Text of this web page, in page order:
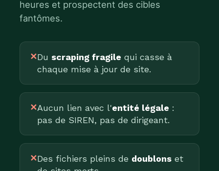
heures et prospectent des cibles
fantômes.
✕Du scraping fragile qui casse à
chaque mise à jour de site.
✕Aucun lien avec l'entité légale :
pas de SIREN, pas de dirigeant.
✕Des fichiers pleins de doublons et